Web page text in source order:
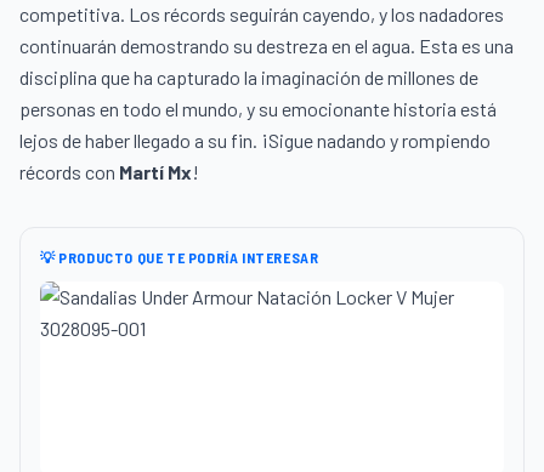
competitiva. Los récords seguirán cayendo, y los nadadores
continuarán demostrando su destreza en el agua. Esta es una
disciplina que ha capturado la imaginación de millones de
personas en todo el mundo, y su emocionante historia está
lejos de haber llegado a su fin. ¡Sigue nadando y rompiendo
récords con Martí Mx!
💡 PRODUCTO QUE TE PODRÍA INTERESAR